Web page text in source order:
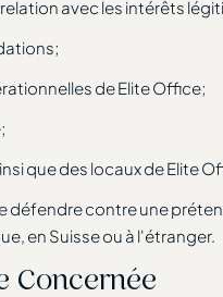
avec les intérêts
de Elite Office;
que des locaux de Elite
défendre contre une
en Suisse ou à l'étranger.
Concernée